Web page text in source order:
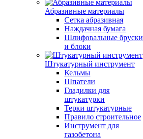
Абразивные материалы
Сетка абразивная
Наждачная бумага
Шлифовальные бруски
и блоки
Штукатурный инструмент
Кельмы
Шпатели
Гладилки для
штукатурки
Терки штукатурные
Правило строительное
Инструмент для
газобетона